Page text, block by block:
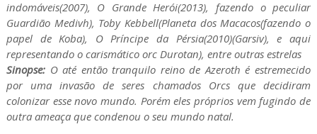
indomáveis(2007), O Grande Herói(2013), fazendo o peculiar
Guardião Medivh), Toby Kebbell(Planeta dos Macacos(fazendo o
papel de Koba), O Príncipe da Pérsia(2010)(Garsiv), e aqui
representando o carismático orc Durotan), entre outras estrelas
Sinopse:O até então tranquilo reino de Azeroth é estremecido
por uma invasão de seres chamados Orcs que decidiram
colonizar esse novo mundo. Porém eles próprios vem fugindo de
outra ameaça que condenou o seu mundo natal.